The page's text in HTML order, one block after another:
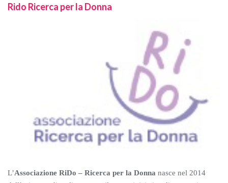
Rido Ricerca per la Donna
L’Associazione RiDo – Ricerca per la Donna nasce nel 2014